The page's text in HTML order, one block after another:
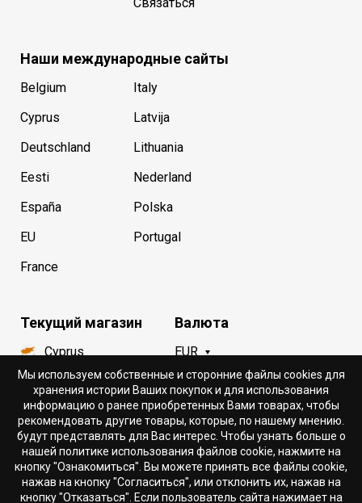
Наши международные сайты
Belgium
Cyprus
Deutschland
Eesti
España
EU
France
Italy
Latvija
Lithuania
Nederland
Polska
Portugal
Текущий магазин
Cyprus
Язык
Русский
Валюта
EUR
Мы используем собственные и сторонние файлы cookies для
хранения истории Ваших покупок и для использования
информацию о ранее приобретенных Вами товарах, чтобы
рекомендовать другие товары, которые, по нашему мнению.
будут представлять для Вас интерес. Чтобы узнать больше о
нашей политике использования файлов cookie, нажмите на
кнопку "Ознакомиться". Вы можете принять все файлы cookie,
нажав на кнопку "Согласиться", или отклонить их, нажав на
кнопку "Отказаться". Если пользователь сайта нажимает на